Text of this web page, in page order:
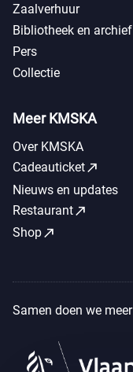
Zaalverhuur
Bibliotheek en archief
Pers
Collectie
Meer KMSKA
Over KMSKA
Cadeauticketcall_made
Nieuws en updates
Restaurantcall_made
Shopcall_made
Samen doen we meer